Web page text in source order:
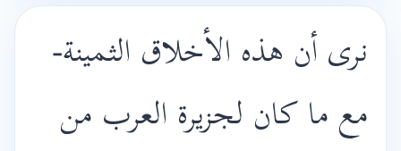
نرى أن هذه الأخلاق الثمينة-
مع ما كان لجزيرة العرب من